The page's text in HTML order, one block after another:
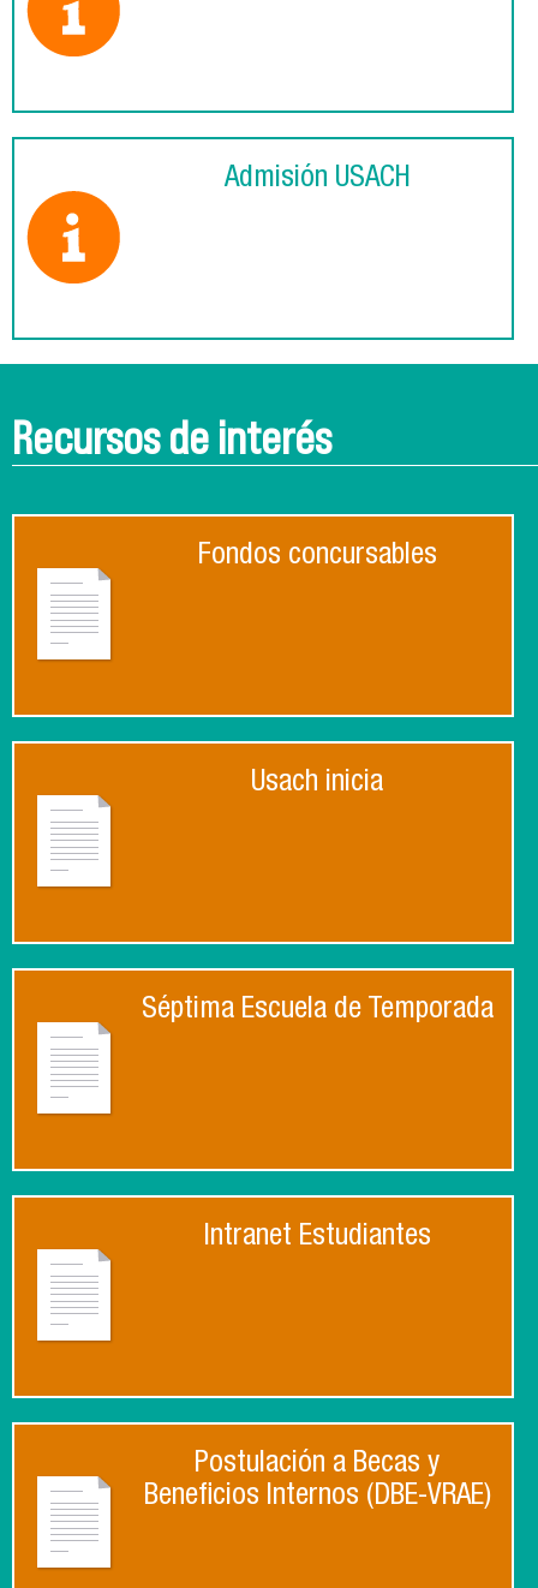
Admisión USACH
Recursos de interés
Fondos concursables
Usach inicia
Séptima Escuela de Temporada
Intranet Estudiantes
Postulación a Becas y
Beneficios Internos (DBE-VRAE)